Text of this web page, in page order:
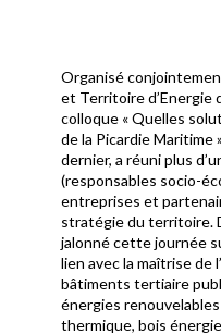
Organisé
et Territoire d’Energie
colloque « Quelles
de la Picardie Maritime
dernier, a réuni plus
(responsables socio-
entreprises et
stratégie du territoire.
jalonné cette journée
lien avec la maîtrise de
bâtiments tertiaire
énergies
thermique, bois